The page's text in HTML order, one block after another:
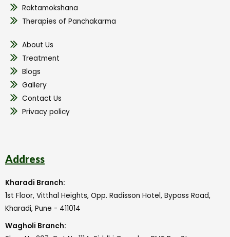
Raktamokshana
Therapies of Panchakarma
About Us
Treatment
Blogs
Gallery
Contact Us
Privacy policy
Address
Kharadi Branch:
1st Floor, Vitthal Heights, Opp. Radisson Hotel, Bypass Road,
Kharadi, Pune - 411014
Wagholi Branch: